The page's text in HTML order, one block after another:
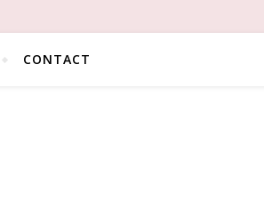
CONTACT